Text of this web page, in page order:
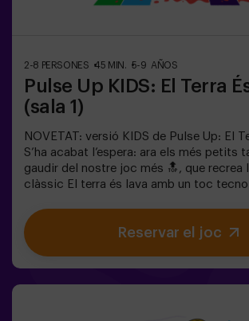
nombre de punts.✅ Ideal per a plans
adult, que comptarà com a jugador.
2-8 PERSONES 45 MIN. 5-9 AÑOS
Pulse Up KIDS: El Terra
(sala 1)
NOVETAT: versió KIDS de Pulse Up: El
S’ha acabat l’espera: ara els més petits
gaudir del nostre joc més 🔝, que recrea
clàssic El terra és lava amb un toc
estimulen el cos i la ment🎉 Ideal per a
aniversaris plens d’emoció🎁 Records
sorpreses per a tots els participants👧👦
Reservar el joc